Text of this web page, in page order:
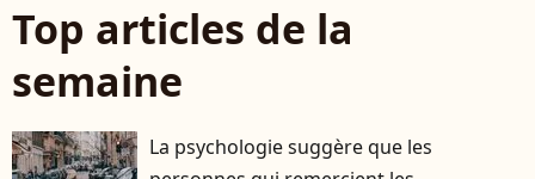
Top articles de la
semaine
La psychologie suggère que les